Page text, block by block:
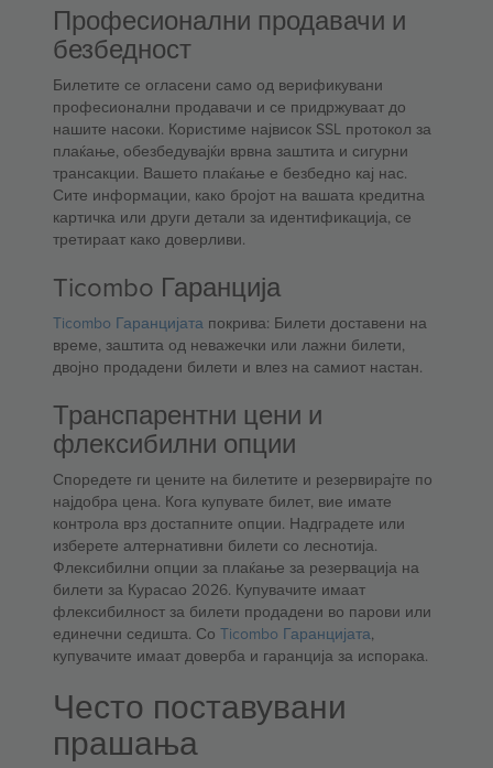
Професионални продавачи и
безбедност
Билетите се огласени само од верификувани
професионални продавачи и се придржуваат до
нашите насоки. Користиме највисок SSL протокол за
плаќање, обезбедувајќи врвна заштита и сигурни
трансакции. Вашето плаќање е безбедно кај нас.
Сите информации, како бројот на вашата кредитна
картичка или други детали за идентификација, се
третираат како доверливи.
Ticombo Гаранција
Ticombo Гаранцијата покрива: Билети доставени на
време, заштита од неважечки или лажни билети,
двојно продадени билети и влез на самиот настан.
Транспарентни цени и
флексибилни опции
Споредете ги цените на билетите и резервирајте по
најдобра цена. Кога купувате билет, вие имате
контрола врз достапните опции. Надградете или
изберете алтернативни билети со леснотија.
Флексибилни опции за плаќање за резервација на
билети за Курасао 2026. Купувачите имаат
флексибилност за билети продадени во парови или
единечни седишта. Со Ticombo Гаранцијата,
купувачите имаат доверба и гаранција за испорака.
Често поставувани
прашања